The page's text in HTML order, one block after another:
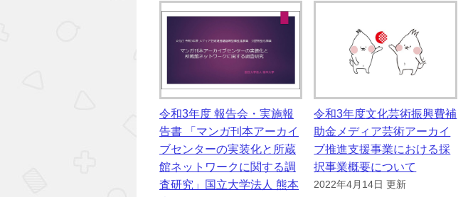
令和3年度 報告会・実施報
告書 「マンガ刊本アーカイ
ブセンターの実装化と所蔵
館ネットワークに関する調
査研究」国立大学法人 熊本
令和3年度文化芸術振興費補
助金メディア芸術アーカイ
ブ推進支援事業における採
択事業概要について
2022年4月14日 更新